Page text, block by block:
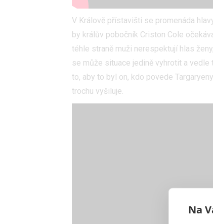
V Králově přístavišti se promenáda
by králův pobočník Criston Cole
téhle straně muži nerespektují hlas
se může situace jedině vyhrotit a
to, aby to byl on, kdo povede
trochu vyšiluje.
Na